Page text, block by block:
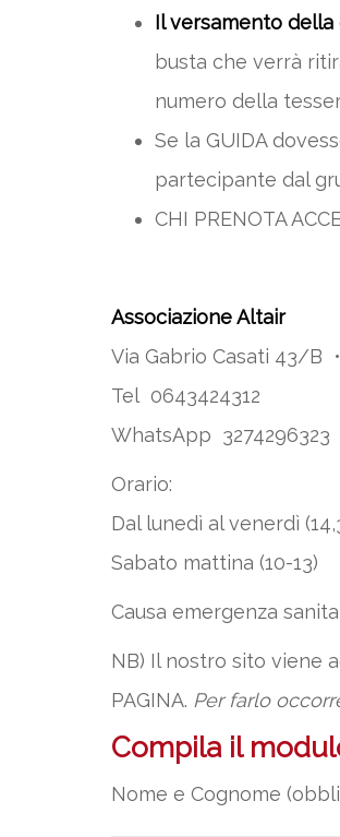
Il versamento
busta che verrà
numero della
Se la GUIDA
partecipante dal
CHI PRENOTA
Associazione Altair
Via Gabrio Casati 43/B
Tel 0643424312
WhatsApp 3274296323
Orario:
Dal lunedì al venerdì
Sabato mattina (10-13)
Causa emergenza
NB) Il nostro sito viene
PAGINA. Per farlo
Compila il
Nome e Cognome